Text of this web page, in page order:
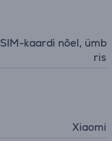
kaardi nõel, ümb
ris
Xiaomi